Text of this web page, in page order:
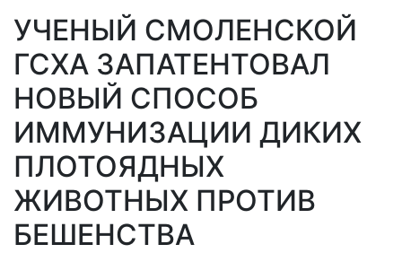
УЧЕНЫЙ СМОЛЕНСКОЙ
ГСХА ЗАПАТЕНТОВАЛ
НОВЫЙ СПОСОБ
ИММУНИЗАЦИИ ДИКИХ
ПЛОТОЯДНЫХ
ЖИВОТНЫХ ПРОТИВ
БЕШЕНСТВА